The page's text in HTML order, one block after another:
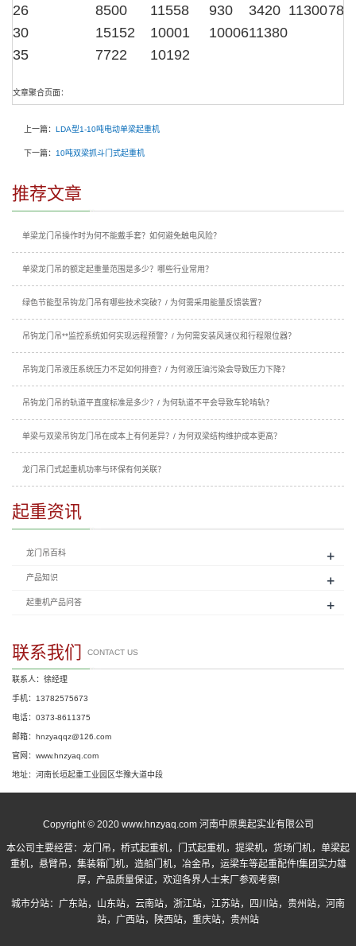
26
8500 11558 930 3420 11300
30
15152 10001 1000611380
35
7722 10192
文章聚合页面：
上一篇： LDA型1-10吨电动单梁起重机
下一篇： 10吨双梁抓斗门式起重机
推荐文章
单梁龙门吊操作时为何不能戴手套？如何避免触电风险？
单梁龙门吊的额定起重量范围是多少？哪些行业常用？
绿色节能型吊钩龙门吊有哪些技术突破？/ 为何需采用能量反馈装置？
吊钩龙门吊**监控系统如何实现远程预警？/ 为何需安装风速仪和行程限位器？
吊钩龙门吊液压系统压力不足如何排查？/ 为何液压油污染会导致压力下降？
吊钩龙门吊的轨道平直度标准是多少？/ 为何轨道不平会导致车轮啃轨？
单梁与双梁吊钩龙门吊在成本上有何差异？/ 为何双梁结构维护成本更高？
龙门吊门式起重机功率与环保有何关联？
起重资讯
龙门吊百科 +
产品知识 +
起重机产品问答 +
联系我们 CONTACT US
联系人：徐经理
手机：13782575673
电话：0373-8611375
邮箱：hnzyaqqz@126.com
官网：www.hnzyaq.com
地址：河南长垣起重工业园区华豫大道中段
Copyright © 2020 www.hnzyaq.com 河南中原奥起实业有限公司
本公司主要经营： 龙门吊 ， 桥式起重机， 门式起重机，提梁机，货场门机，单梁起
重机，悬臂吊，集装箱门机，造船门机，冶金吊，运梁车等起重配件!集团实力雄
厚，产品质量保证，欢迎各界人士来厂参观考察!
城市分站： 广东站， 山东站， 云南站， 浙江站， 江苏站， 四川站， 贵州站， 河南
站， 广西站， 陕西站， 重庆站， 贵州站